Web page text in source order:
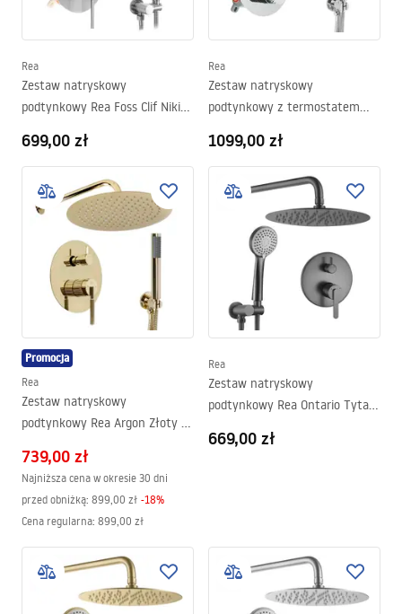
Rea
Zestaw natryskowy
podtynkowy Rea Foss Clif Nikiel
699,00 zł
Rea
Zestaw natryskowy
podtynkowy z termostatem
BOX
1099,00 zł
Promocja
Rea
Zestaw natryskowy
podtynkowy Rea Argon Złoty +
739,00 zł
Najniższa cena w okresie 30 dni
przed obniżką: 899,00 zł -18%
Cena regularna: 899,00 zł
Rea
Zestaw natryskowy
podtynkowy Rea Ontario Tytan
669,00 zł